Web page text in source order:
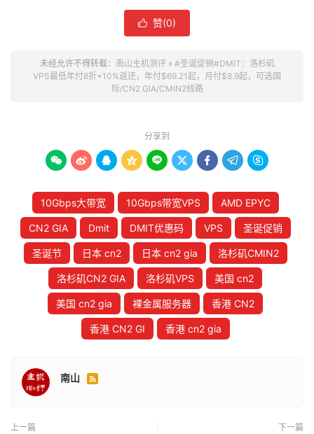
 赞(0)
未经允许不得转载： 南山主机测评» #圣诞促销#DMIT：洛杉矶
VPS最低年付8折+10%返还，年付$69.21起，月付$8.9起，可选国
际/CN2 GIA/CMIN2线路
分享到
        
10Gbps大带宽 10Gbps带宽VPS AMD EPYC
CN2 GIA Dmit DMIT优惠码 VPS 圣诞促销
圣诞节 日本 cn2 日本 cn2 gia 洛杉矶CMIN2
洛杉矶CN2 GIA 洛杉矶VPS 美国 cn2
美国 cn2 gia 裸金属服务器 香港 CN2
香港 CN2 GI 香港 cn2 gia
南山 
上一篇 下一篇